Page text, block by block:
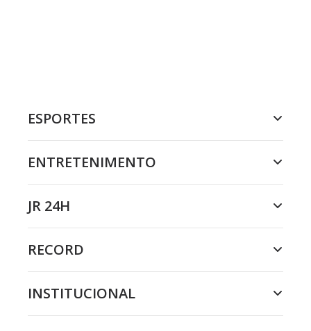
ESPORTES
ENTRETENIMENTO
JR 24H
RECORD
INSTITUCIONAL